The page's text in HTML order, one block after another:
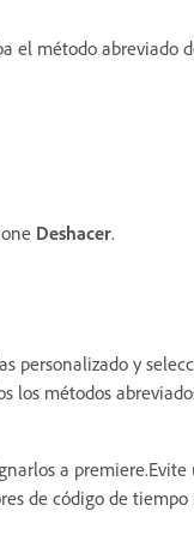
el método abreviado
Deshacer.
personalizado y
los métodos
a
de código de